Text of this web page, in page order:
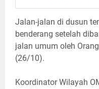
Jalan-jalan di dusun
benderang setelah
jalan umum oleh
(26/10).
Koordinator Wilayah